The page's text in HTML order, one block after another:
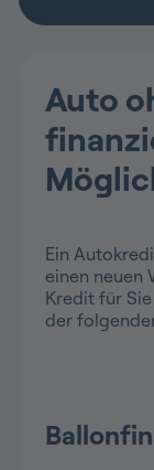
Auto
Ein
einen neuen
Kredit für
der